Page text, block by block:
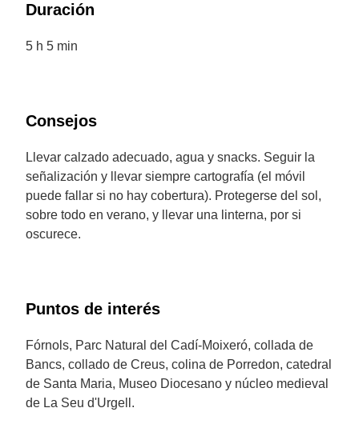
Duración
5 h 5 min
Consejos
Llevar calzado adecuado, agua y snacks. Seguir la
señalización y llevar siempre cartografía (el móvil
puede fallar si no hay cobertura). Protegerse del sol,
sobre todo en verano, y llevar una linterna, por si
oscurece.
Puntos de interés
Fórnols, Parc Natural del Cadí-Moixeró, collada de
Bancs, collado de Creus, colina de Porredon, catedral
de Santa Maria, Museo Diocesano y núcleo medieval
de La Seu d'Urgell.